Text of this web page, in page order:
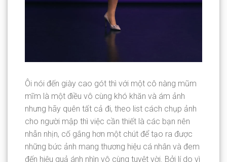
Ôi nói đến giày cao gót thì với một cô nàng mũm
mĩm là một điều vô cùng khó khăn và ám ảnh
nhưng hãy quên tất cả đi, theo list cách chụp ảnh
cho người mập thì việc cần thiết là các bạn nên
nhẫn nhịn, cố gắng hơn một chút để tạo ra được
những bức ảnh mang thương hiệu cá nhân và đem
đến hiệu quả ánh nhìn vô cùng tuyệt vời. Bởi lí do vì